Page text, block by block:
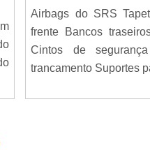
Airbags do SRS
frente Bancos
Cintos de
trancamento Suportes